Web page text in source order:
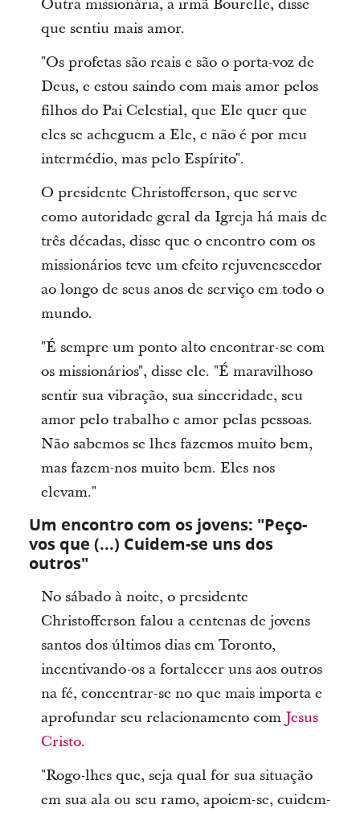
Outra missionária, a irmã Bourelle, disse
que sentiu mais amor.
"Os profetas são reais e são o porta-voz de
Deus, e estou saindo com mais amor pelos
filhos do Pai Celestial, que Ele quer que
eles se acheguem a Ele, e não é por meu
intermédio, mas pelo Espírito".
O presidente Christofferson, que serve
como autoridade geral da Igreja há mais de
três décadas, disse que o encontro com os
missionários teve um efeito rejuvenescedor
ao longo de seus anos de serviço em todo o
mundo.
"É sempre um ponto alto encontrar-se com
os missionários", disse ele. "É maravilhoso
sentir sua vibração, sua sinceridade, seu
amor pelo trabalho e amor pelas pessoas.
Não sabemos se lhes fazemos muito bem,
mas fazem-nos muito bem. Eles nos
elevam."
Um encontro com os jovens: "Peço-
vos que (...) Cuidem-se uns dos
outros"
No sábado à noite, o presidente
Christofferson falou a centenas de jovens
santos dos últimos dias em Toronto,
incentivando-os a fortalecer uns aos outros
na fé, concentrar-se no que mais importa e
aprofundar seu relacionamento com Jesus
Cristo.
"Rogo-lhes que, seja qual for sua situação
em sua ala ou seu ramo, apoiem-se, cuidem-